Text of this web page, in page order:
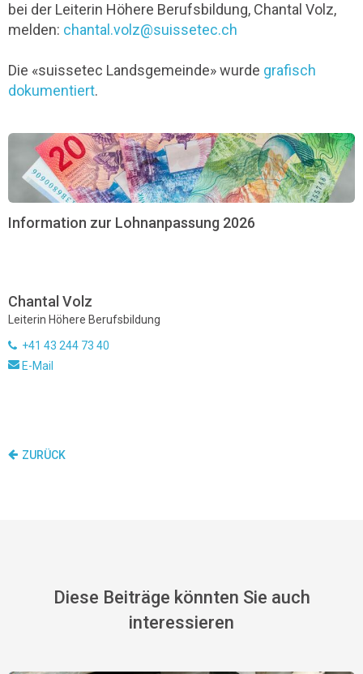
bei der Leiterin Höhere Berufsbildung, Chantal Volz,
melden: chantal.volz@suissetec.ch
Die «suissetec Landsgemeinde» wurde grafisch
dokumentiert.
Information zur Lohnanpassung 2026
Chantal Volz
Leiterin Höhere Berufsbildung
+41 43 244 73 40
E-Mail
ZURÜCK
Diese Beiträge könnten Sie auch
interessieren